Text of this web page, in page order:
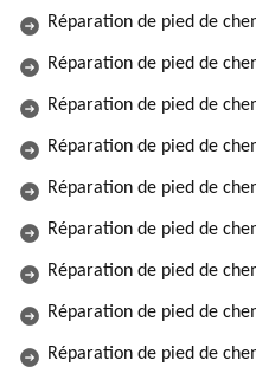
Réparation de pied de
Réparation de pied de
Réparation de pied de
Réparation de pied de
Réparation de pied de
Réparation de pied de
Réparation de pied de
Réparation de pied de
Réparation de pied de